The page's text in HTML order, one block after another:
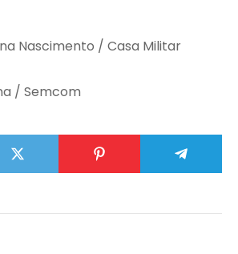
Nascimento / Casa Militar
/ Semcom